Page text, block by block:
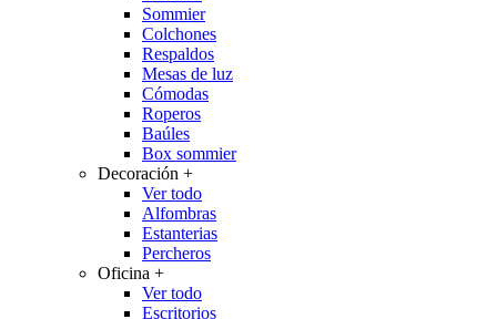
Sommier
Colchones
Respaldos
Mesas de luz
Cómodas
Roperos
Baúles
Box sommier
Decoración +
Ver todo
Alfombras
Estanterias
Percheros
Oficina +
Ver todo
Escritorios